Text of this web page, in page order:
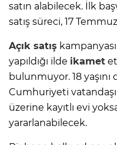
satın alabilecek. İlk
satış süreci, 17
Açık satış
yapıldığı ilde ikamet
bulunmuyor. 18
Cumhuriyeti
üzerine kayıtlı evi
yararlanabilecek.